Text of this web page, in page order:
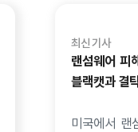
최신 기사
랜섬웨어 피
블랙캣과 결
미국에서 랜